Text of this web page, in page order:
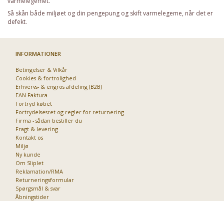
Så skån både miljøet og din pengepung og skift varmelegeme, når det er
defekt.
INFORMATIONER
Betingelser & Vilkår
Cookies & fortrolighed
Erhvervs- & engros afdeling (B2B)
EAN Faktura
Fortryd købet
Fortrydelsesret og regler for returnering
Firma - sådan bestiller du
Fragt & levering
Kontakt os
Miljø
Ny kunde
Om Sliplet
Reklamation/RMA
Returneringsformular
Spørgsmål & svar
Åbningstider